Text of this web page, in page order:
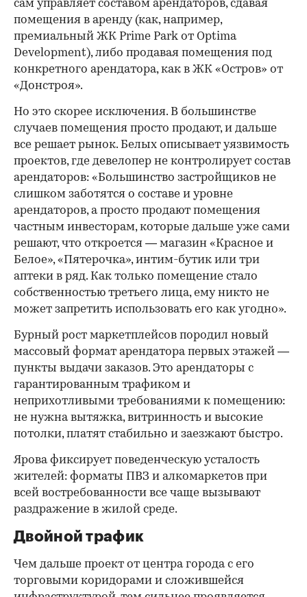
сам управляет составом арендаторов, сдавая
помещения в аренду (как, например,
премиальный ЖК Prime Park от Optima
Development), либо продавая помещения под
конкретного арендатора, как в ЖК «Остров» от
«Донстроя».
Но это скорее исключения. В большинстве
случаев помещения просто продают, и дальше
все решает рынок. Белых описывает уязвимость
проектов, где девелопер не контролирует состав
арендаторов: «Большинство застройщиков не
слишком заботятся о составе и уровне
арендаторов, а просто продают помещения
частным инвесторам, которые дальше уже сами
решают, что откроется — магазин «Красное и
Белое», «Пятерочка», интим-бутик или три
аптеки в ряд. Как только помещение стало
собственностью третьего лица, ему никто не
может запретить использовать его как угодно».
Бурный рост маркетплейсов породил новый
массовый формат арендатора первых этажей —
пункты выдачи заказов. Это арендаторы с
гарантированным трафиком и
неприхотливыми требованиями к помещению:
не нужна вытяжка, витринность и высокие
потолки, платят стабильно и заезжают быстро.
Ярова фиксирует поведенческую усталость
жителей: форматы ПВЗ и алкомаркетов при
всей востребованности все чаще вызывают
раздражение в жилой среде.
Двойной трафик
Чем дальше проект от центра города с его
торговыми коридорами и сложившейся